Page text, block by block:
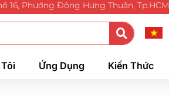
16, Phường Đông Hưng Thuận, Tp.HCM
Ứng Dụng Kiến Thức